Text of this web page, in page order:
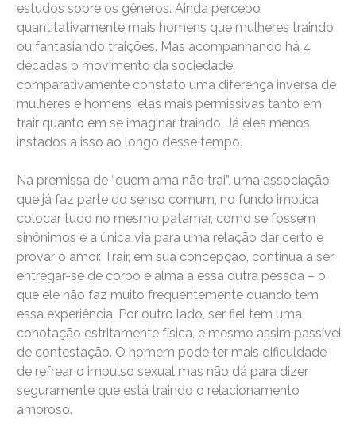
estudos sobre os gêneros. Ainda percebo
quantitativamente mais homens que mulheres traindo
ou fantasiando traições. Mas acompanhando há 4
décadas o movimento da sociedade,
comparativamente constato uma diferença inversa de
mulheres e homens, elas mais permissivas tanto em
trair quanto em se imaginar traindo. Já eles menos
instados a isso ao longo desse tempo.
Na premissa de “quem ama não trai”, uma associação
que já faz parte do senso comum, no fundo implica
colocar tudo no mesmo patamar, como se fossem
sinônimos e a única via para uma relação dar certo e
provar o amor. Trair, em sua concepção, continua a ser
entregar-se de corpo e alma a essa outra pessoa – o
que ele não faz muito frequentemente quando tem
essa experiência. Por outro lado, ser fiel tem uma
conotação estritamente física, e mesmo assim passível
de contestação. O homem pode ter mais dificuldade
de refrear o impulso sexual mas não dá para dizer
seguramente que está traindo o relacionamento
amoroso.